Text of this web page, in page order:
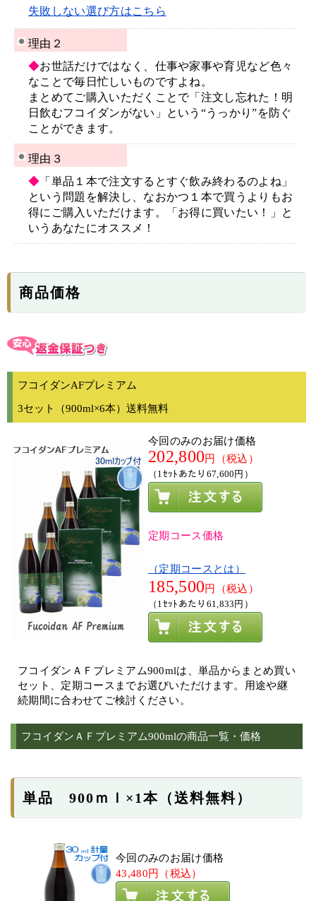
失敗しない選び方はこちら
理由２
◆お世話だけではなく、仕事や家事や育児など色々
なことで毎日忙しいものですよね。
まとめてご購入いただくことで「注文し忘れた！明
日飲むフコイダンがない」という“うっかり”を防ぐ
ことができます。
理由３
◆ 「単品１本で注文するとすぐ飲み終わるのよね」
という問題を解決し、なおかつ１本で買うよりもお
得にご購入いただけます。「お得に買いたい！」と
いうあなたにオススメ！
商品価格
フコイダンAFプレミアム
3セット（900ml×6本）送料無料
今回のみのお届け価格
202,800円（税込）
（1ｾｯﾄあたり67,600円）
定期コース価格
（定期コースとは）
185,500円（税込）
（1ｾｯﾄあたり61,833円）
フコイダンＡＦプレミアム900mlは、単品からまとめ買い
セット、定期コースまでお選びいただけます。用途や継
続期間に合わせてご検討ください。
フコイダンＡＦプレミアム900mlの商品一覧・価格
単品 900ｍｌ×1本（送料無料）
今回のみのお届け価格
43,480円（税込）